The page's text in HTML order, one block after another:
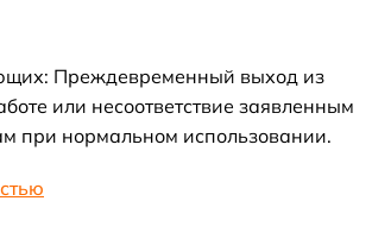
Преждевременный выход из
или несоответствие заявленным
при нормальном использовании.